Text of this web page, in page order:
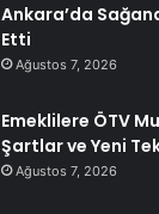
Ankara’da
Etti
Ağustos 7, 2026
Emeklilere ÖTV
Şartlar ve Yeni
Ağustos 7, 2026